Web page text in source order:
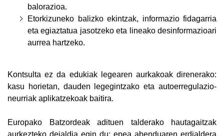
balorazioa.
Etorkizuneko balizko ekintzak, informazio fidagarria
eta egiaztatua jasotzeko eta lineako desinformazioari
aurrea hartzeko.
Kontsulta ez da edukiak legearen aurkakoak direnerako:
kasu horietan, dauden legegintzako eta autoerregulazio-
neurriak aplikatzekoak baitira.
Europako Batzordeak adituen talderako hautagaitzak
aurkezteko deialdia egin du; epea abenduaren erdialdera